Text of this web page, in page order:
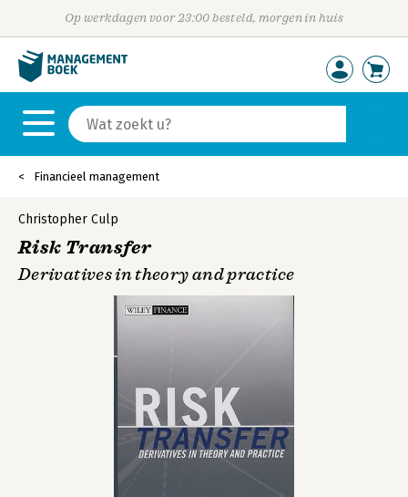
Op werkdagen voor 23:00 besteld, morgen in huis
Financieel management
Christopher Culp
Risk Transfer
Derivatives in theory and practice